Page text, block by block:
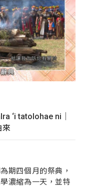
‘i tatolohae ni｜
來
期四個月的祭典，
濃縮為一天，並特